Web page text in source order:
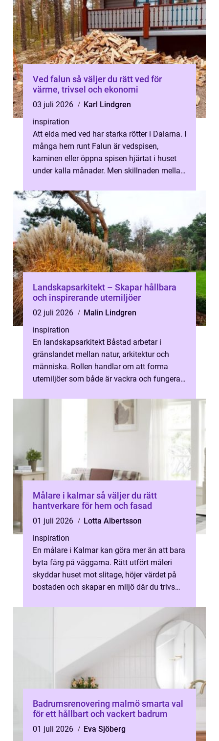
Ved falun så väljer du rätt ved för
värme, trivsel och ekonomi
03 juli 2026
Karl Lindgren
inspiration
Att elda med ved har starka rötter i Dalarna. I
många hem runt Falun är vedspisen,
kaminen eller öppna spisen hjärtat i huset
under kalla månader. Men skillnaden mellan
Landskapsarkitekt – Skapar hållbara
och inspirerande utemiljöer
02 juli 2026
Malin Lindgren
inspiration
En landskapsarkitekt Båstad arbetar i
gränslandet mellan natur, arkitektur och
människa. Rollen handlar om att forma
utemiljöer som både är vackra och fungerar
Målare i kalmar så väljer du rätt
hantverkare för hem och fasad
01 juli 2026
Lotta Albertsson
inspiration
En målare i Kalmar kan göra mer än att bara
byta färg på väggarna. Rätt utfört måleri
skyddar huset mot slitage, höjer värdet på
bostaden och skapar en miljö där du trivs
Badrumsrenovering malmö smarta val
för ett hållbart och vackert badrum
01 juli 2026
Eva Sjöberg